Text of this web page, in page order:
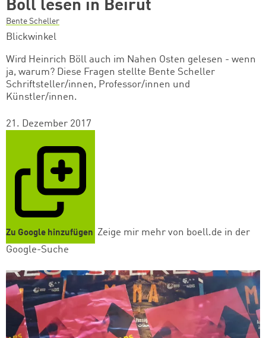
Böll lesen in Beirut
Bente Scheller
Blickwinkel
Wird Heinrich Böll auch im Nahen Osten gelesen - wenn
ja, warum? Diese Fragen stellte Bente Scheller
Schriftsteller/innen, Professor/innen und
Künstler/innen.
21. Dezember 2017
Zu Google hinzufügen Zeige mir mehr von boell.de in der
Google-Suche